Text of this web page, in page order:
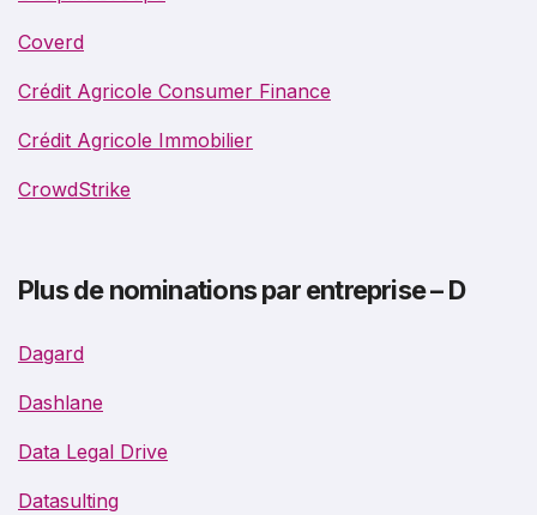
Coverd
Crédit Agricole Consumer Finance
Crédit Agricole Immobilier
CrowdStrike
Plus de nominations par entreprise – D
Dagard
Dashlane
Data Legal Drive
Datasulting